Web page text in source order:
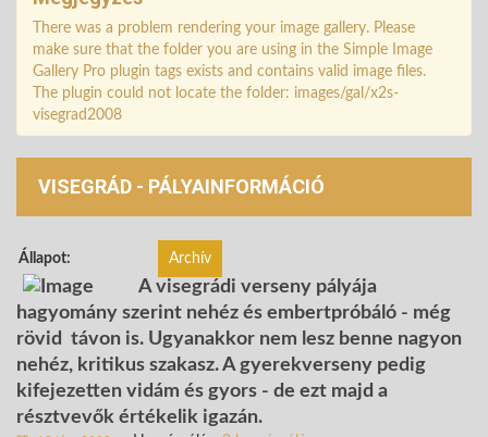
There was a problem rendering your image gallery. Please
make sure that the folder you are using in the Simple Image
Gallery Pro plugin tags exists and contains valid image files.
The plugin could not locate the folder: images/gal/x2s-
visegrad2008
VISEGRÁD - PÁLYAINFORMÁCIÓ
Állapot: Archív
A visegrádi verseny pályája
hagyomány szerint nehéz és embertpróbáló - még
rövid távon is. Ugyanakkor nem lesz benne nagyon
nehéz, kritikus szakasz. A gyerekverseny pedig
kifejezetten vidám és gyors - de ezt majd a
résztvevők értékelik igazán.